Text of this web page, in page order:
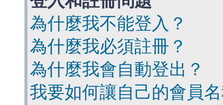
為什麼我不能登入？
為什麼我必須註冊？
為什麼我會自動登出？
我要如何讓自己的會員